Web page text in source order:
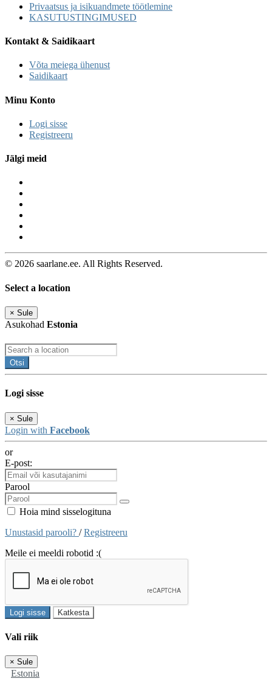
Privaatsus ja isikuandmete töötlemine
KASUTUSTINGIMUSED
Kontakt & Saidikaart
Võta meiega ühenust
Saidikaart
Minu Konto
Logi sisse
Registreeru
Jälgi meid
© 2026 saarlane.ee. All Rights Reserved.
Select a location
× Sule
Asukohad Estonia
Otsi
Logi sisse
× Sule
Login with Facebook
or
E-post:
Parool
Hoia mind sisselogituna
Unustasid parooli? /Registreeru
Meile ei meeldi robotid :(
Logi sisse Katkesta
Vali riik
× Sule
Estonia